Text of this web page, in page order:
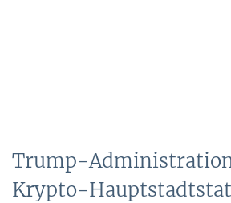
Trump-
Krypto-